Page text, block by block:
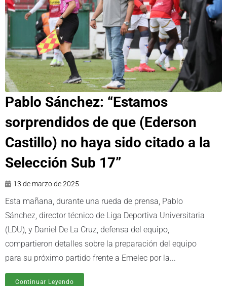
Pablo Sánchez: “Estamos
sorprendidos de que (Ederson
Castillo) no haya sido citado a la
Selección Sub 17”
13 de marzo de 2025
Esta mañana, durante una rueda de prensa, Pablo
Sánchez, director técnico de Liga Deportiva Universitaria
(LDU), y Daniel De La Cruz, defensa del equipo,
compartieron detalles sobre la preparación del equipo
para su próximo partido frente a Emelec por la...
Continuar Leyendo